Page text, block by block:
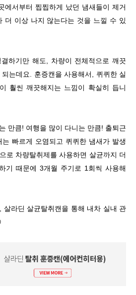
에서부터 찝찝하게 났던 냄새들이 제거
더 이상 나지 않는다는 것을 느낄 수 있
하기만 해도, 차량이 전체적으로 깨끗
는데요. 훈증캔을 사용해서, 퀴퀴한 실
훨씬 깨끗해지는 느낌이 확실히 듭니
만큼! 여행을 많이 다니는 만큼! 출퇴근
빠르게 오염되고 퀴퀴한 냄새가 발생
로 차량탈취제를 사용하면 살균까지 더
기 때문에 3개월 주기로 1회씩 사용해
살라딘 살균탈취캔을 통해 내차 실내 관